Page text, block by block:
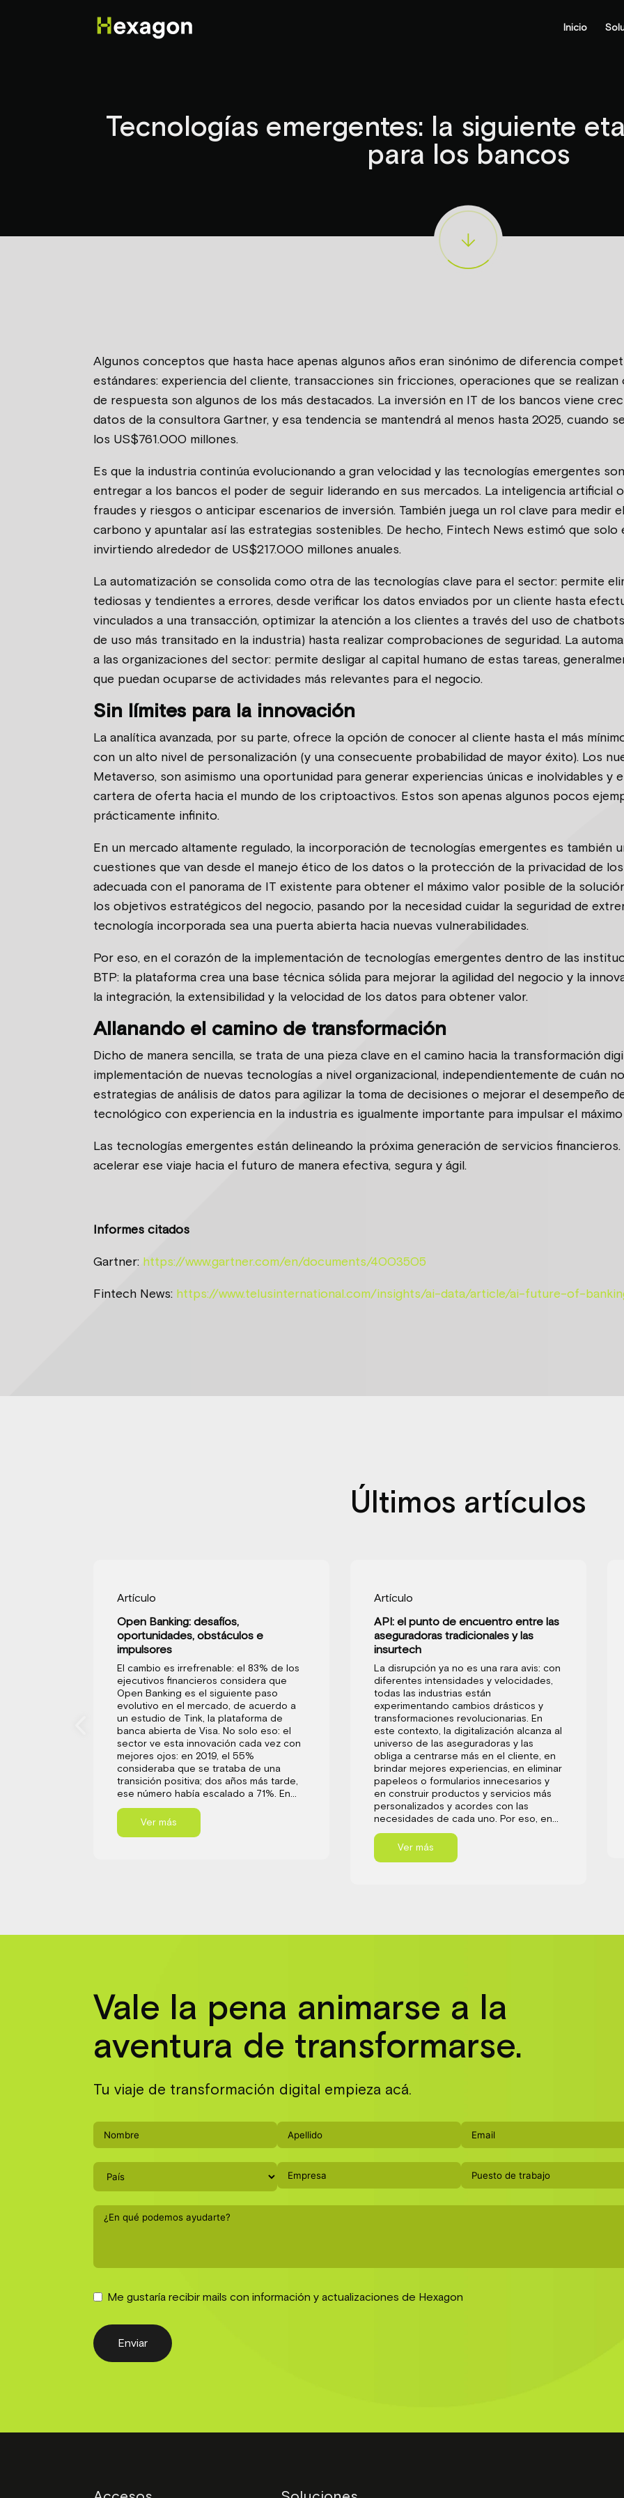
Inicio
Tecnologías emergentes: la siguiente
para los bancos
Algunos conceptos que hasta hace apenas algunos años eran sinónimo de diferencia
estándares: experiencia del cliente, transacciones sin fricciones, operaciones que se
de respuesta son algunos de los más destacados. La inversión en IT de los bancos viene
datos de la consultora Gartner, y esa tendencia se mantendrá al menos hasta 2025, cuando
los US$761.000 millones.
Es que la industria continúa evolucionando a gran velocidad y las tecnologías emergentes
entregar a los bancos el poder de seguir liderando en sus mercados. La inteligencia artificial
fraudes y riesgos o anticipar escenarios de inversión. También juega un rol clave para medir
carbono y apuntalar así las estrategias sostenibles. De hecho, Fintech News estimó que
invirtiendo alrededor de US$217.000 millones anuales.
La automatización se consolida como otra de las tecnologías clave para el sector: permite
tediosas y tendientes a errores, desde verificar los datos enviados por un cliente hasta
vinculados a una transacción, optimizar la atención a los clientes a través del uso de
de uso más transitado en la industria) hasta realizar comprobaciones de seguridad. La
a las organizaciones del sector: permite desligar al capital humano de estas tareas,
que puedan ocuparse de actividades más relevantes para el negocio.
Sin límites para la innovación
La analítica avanzada, por su parte, ofrece la opción de conocer al cliente hasta el más
con un alto nivel de personalización (y una consecuente probabilidad de mayor éxito). Los
Metaverso, son asimismo una oportunidad para generar experiencias únicas e inolvidables y
cartera de oferta hacia el mundo de los criptoactivos. Estos son apenas algunos pocos
prácticamente infinito.
En un mercado altamente regulado, la incorporación de tecnologías emergentes es también
cuestiones que van desde el manejo ético de los datos o la protección de la privacidad de
adecuada con el panorama de IT existente para obtener el máximo valor posible de la
los objetivos estratégicos del negocio, pasando por la necesidad cuidar la seguridad de
tecnología incorporada sea una puerta abierta hacia nuevas vulnerabilidades.
Por eso, en el corazón de la implementación de tecnologías emergentes dentro de las
BTP: la plataforma crea una base técnica sólida para mejorar la agilidad del negocio y la
la integración, la extensibilidad y la velocidad de los datos para obtener valor.
Allanando el camino de transformación
Dicho de manera sencilla, se trata de una pieza clave en el camino hacia la transformación
implementación de nuevas tecnologías a nivel organizacional, independientemente de cuán
estrategias de análisis de datos para agilizar la toma de decisiones o mejorar el desempeño
tecnológico con experiencia en la industria es igualmente importante para impulsar el
Las tecnologías emergentes están delineando la próxima generación de servicios
acelerar ese viaje hacia el futuro de manera efectiva, segura y ágil.
Informes citados
Gartner: https://www.gartner.com/en/documents/4003505
Fintech News: https://www.telusinternational.com/insights/ai-data/article/ai-future-of-
Últimos artículos
Artículo
Open Banking: desafíos,
oportunidades, obstáculos e
impulsores
El cambio es irrefrenable: el 83% de los
ejecutivos financieros considera que
Open Banking es el siguiente paso
evolutivo en el mercado, de acuerdo a
un estudio de Tink, la plataforma de
banca abierta de Visa. No solo eso: el
sector ve esta innovación cada vez con
mejores ojos: en 2019, el 55%
consideraba que se trataba de una
transición positiva; dos años más tarde,
ese número había escalado a 71%. En...
Ver más
Artículo
API: el punto de encuentro entre las
aseguradoras tradicionales y las
insurtech
La disrupción ya no es una rara avis: con
diferentes intensidades y velocidades,
todas las industrias están
experimentando cambios drásticos y
transformaciones revolucionarias. En
este contexto, la digitalización alcanza al
universo de las aseguradoras y las
obliga a centrarse más en el cliente, en
brindar mejores experiencias, en eliminar
papeleos o formularios innecesarios y
en construir productos y servicios más
personalizados y acordes con las
necesidades de cada uno. Por eso, en...
Ver más
Vale la pena animarse a la
aventura de transformarse.
Tu viaje de transformación digital empieza acá.
Me gustaría recibir mails con información y actualizaciones de Hexagon
Enviar